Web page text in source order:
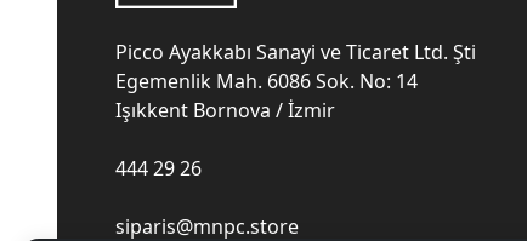
Picco Ayakkabı Sanayi ve Ticaret Ltd. Şti
Egemenlik Mah. 6086 Sok. No: 14
Işıkkent Bornova / İzmir
444 29 26
siparis@mnpc.store